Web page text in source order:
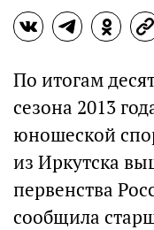
По итогам
сезона 2013
юношеской
из Иркутска
первенства
сообщила